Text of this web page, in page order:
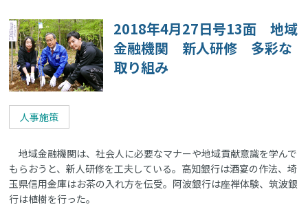
2018年4月27日号13面 地域
金融機関 新人研修 多彩な
取り組み
人事施策
地域金融機関は、社会人に必要なマナーや地域貢献意識を学んで
もらおうと、新人研修を工夫している。高知銀行は酒宴の作法、埼
玉県信用金庫はお茶の入れ方を伝受。阿波銀行は座禅体験、筑波銀
行は植樹を行った。